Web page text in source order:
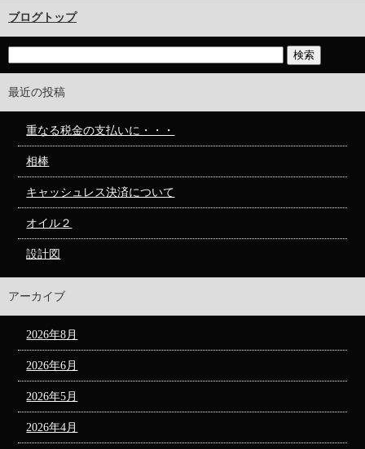
ブログトップ
最近の投稿
重なる税金の支払いに・・・
相棒
キャッシュレス決済について
オイル２
設計図
アーカイブ
2026年8月
2026年6月
2026年5月
2026年4月